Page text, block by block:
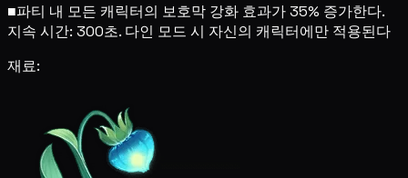
■파티 내 모든 캐릭터의 보호막 강화 효과가 35% 증가한다.
지속 시간: 300초. 다인 모드 시 자신의 캐릭터에만 적용된다
재료: